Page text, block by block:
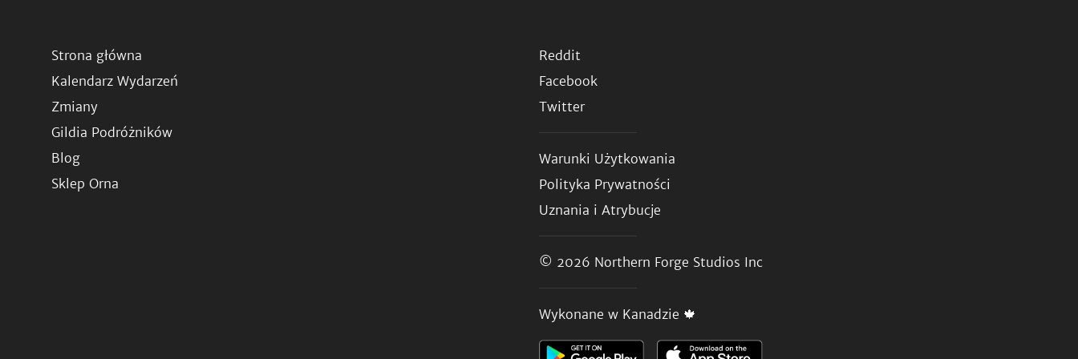
Strona główna
Kalendarz Wydarzeń
Zmiany
Gildia Podróżników
Blog
Sklep Orna
Reddit
Facebook
Twitter
Warunki Użytkowania
Polityka Prywatności
Uznania i Atrybucje
© 2026 Northern Forge Studios Inc
Wykonane w Kanadzie 🍁